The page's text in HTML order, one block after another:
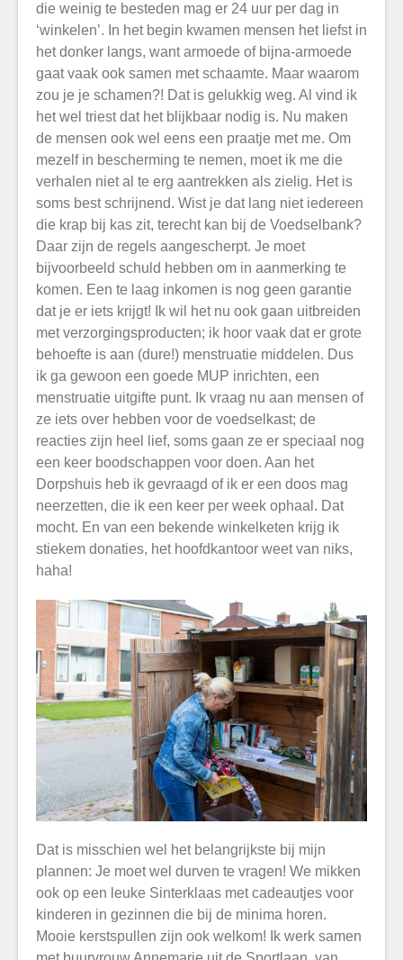
die weinig te besteden mag er 24 uur per dag in
‘winkelen’. In het begin kwamen mensen het liefst in
het donker langs, want armoede of bijna-armoede
gaat vaak ook samen met schaamte. Maar waarom
zou je je schamen?! Dat is gelukkig weg. Al vind ik
het wel triest dat het blijkbaar nodig is. Nu maken
de mensen ook wel eens een praatje met me. Om
mezelf in bescherming te nemen, moet ik me die
verhalen niet al te erg aantrekken als zielig. Het is
soms best schrijnend. Wist je dat lang niet iedereen
die krap bij kas zit, terecht kan bij de Voedselbank?
Daar zijn de regels aangescherpt. Je moet
bijvoorbeeld schuld hebben om in aanmerking te
komen. Een te laag inkomen is nog geen garantie
dat je er iets krijgt! Ik wil het nu ook gaan uitbreiden
met verzorgingsproducten; ik hoor vaak dat er grote
behoefte is aan (dure!) menstruatie middelen. Dus
ik ga gewoon een goede MUP inrichten, een
menstruatie uitgifte punt. Ik vraag nu aan mensen of
ze iets over hebben voor de voedselkast; de
reacties zijn heel lief, soms gaan ze er speciaal nog
een keer boodschappen voor doen. Aan het
Dorpshuis heb ik gevraagd of ik er een doos mag
neerzetten, die ik een keer per week ophaal. Dat
mocht. En van een bekende winkelketen krijg ik
stiekem donaties, het hoofdkantoor weet van niks,
haha!
Dat is misschien wel het belangrijkste bij mijn
plannen: Je moet wel durven te vragen! We mikken
ook op een leuke Sinterklaas met cadeautjes voor
kinderen in gezinnen die bij de minima horen.
Mooie kerstspullen zijn ook welkom! Ik werk samen